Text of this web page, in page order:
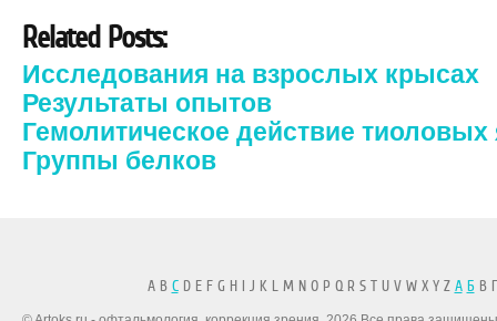
Related Posts:
Исследования на взрослых крысах
Результаты опытов
Гемолитическое действие тиоловых
Группы белков
A B CD E F G H I J K L M N O P Q R S T U V W X Y Z А БВ